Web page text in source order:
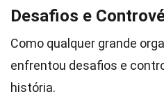
Desafios e
Como qualquer grande
enfrentou desafios e
história.